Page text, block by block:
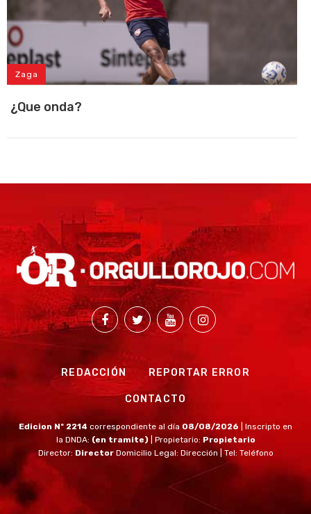
Zaga
¿Que onda?
REDACCIÓN REPORTAR ERROR
CONTACTO
Edicion Nº 2214 correspondiente al día 08/08/2026
| Inscripto en
la DNDA: (en tramite) | Propietario: Propietario
Director: Director Domicilio Legal: Dirección | Tel: Teléfono